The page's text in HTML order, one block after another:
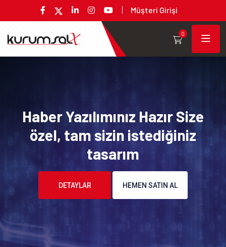
Müşteri Girişi
0
Haber Yazılımınız Hazır Size
özel, tam sizin istediğiniz
tasarım
DETAYLAR HEMEN SATIN AL